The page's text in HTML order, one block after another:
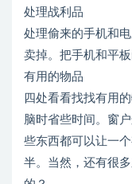
处理战利品
处理偷来的手机和
卖掉。把手机和平
有用的物品
四处看看找找有用
脑时省些时间。窗
些东西都可以让一
半。当然，还有很